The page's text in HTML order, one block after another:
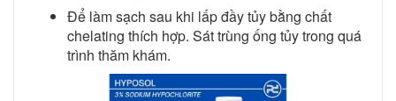
Để làm sạch sau khi lấp đầy tủy bằng chất
chelating thích hợp. Sát trùng ống tủy trong quá
trình thăm khám.